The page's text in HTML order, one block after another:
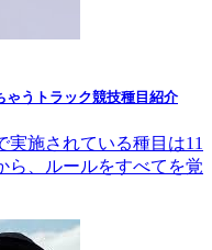
ゃうトラック競技種目紹介
施されている種目は11
ら、ルールをすべてを覚